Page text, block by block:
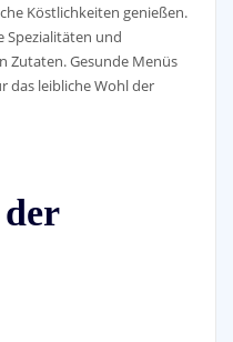
Köstlichkeiten genießen.
Spezialitäten und
Zutaten. Gesunde Menüs
das leibliche Wohl der